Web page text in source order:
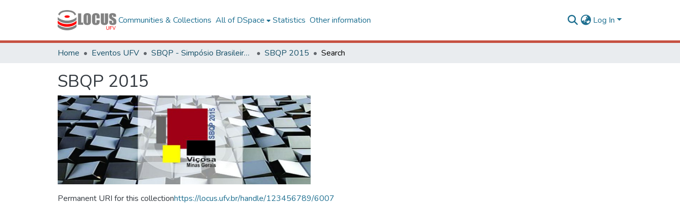
Communities & Collections All of DSpace Statistics Other information Log In
Home Eventos UFV SBQP - Simpósio Brasileiro de Qualidade do Projeto no Ambiente Construído SBQP 2015 Search
SBQP 2015
Permanent URI for this collectionhttps://locus.ufv.br/handle/123456789/6007